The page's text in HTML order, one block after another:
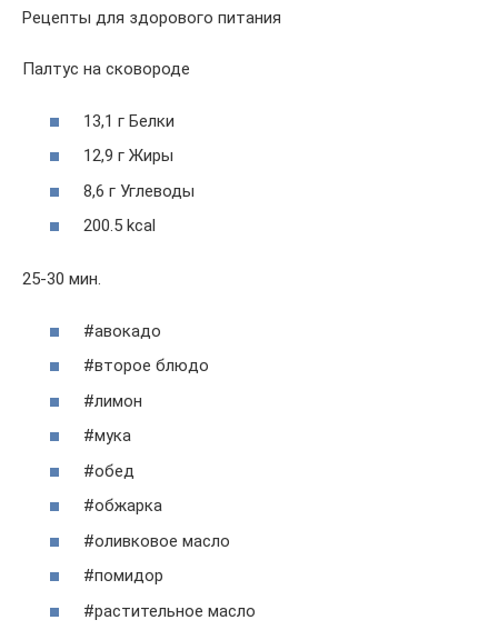
Рецепты для здорового питания
Палтус на сковороде
13,1 г Белки
12,9 г Жиры
8,6 г Углеводы
200.5 kcal
25-30 мин.
#авокадо
#второе блюдо
#лимон
#мука
#обед
#обжарка
#оливковое масло
#помидор
#растительное масло